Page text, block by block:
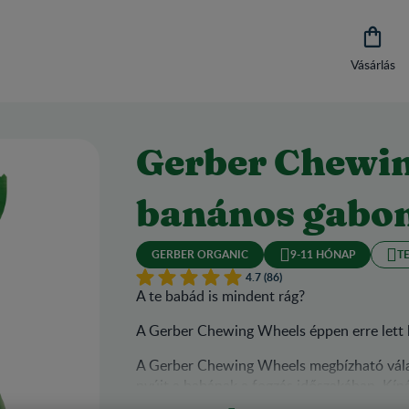

Vásárlás
Gerber
banános
GERBER ORGANIC 9-11 HÓNAP
4.7 (86)
A te babád is mindent rág?
A Gerber Chewing Wheels éppen erre lett
A Gerber Chewing Wheels megbízható